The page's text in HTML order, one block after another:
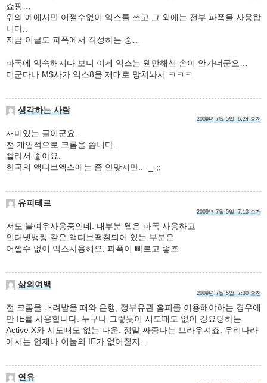
쇼핑…
위의 예에서만 어쩔수없이 익스를 쓰고 그 외에는 전부 파폭을 사용합
니다..
지금 이글도 파폭에서 작성하는 중…
파폭에 익숙해지다 보니 이제 익스는 웬만해선 손이 안가더군요…
더군다나 M$사가 익스8을 제대로 망쳐놔서 ㅋㅋㅋ
생각하는 사람
2009년 7월 5일, 6:24 오전
재미있는 글이군요.
전 개인적으로 크롬을 씁니다.
빨라서 좋아요.
한국의 액티브엑스에는 좀 안맞지만.. -_-;;
유피테르
2009년 7월 5일, 7:13 오전
저도 불여우사용중인데. 대부분 웹은 파폭 사용하고
인터넷뱅킹 같은 액티브떡칠되어 있는 부분은
어쩔수 없이 익스사용해요. 파폭이 빠르고 좋죠
삶의여백
2009년 7월 5일, 7:30 오전
전 크롬을 내려받을 때와 은행, 정부유관 홈피를 이용해야하는 경우에
만 IE를 사용합니다. 누구나 그렇듯이 시도때도 없이 강요당하는
Active X와 시도때도 없는 다운. 정말 짜증나는 브라우져죠. 우리나라
에서는 언제나 이눔의 IE가 없어질지…
연유